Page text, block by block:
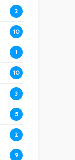
2
10
1
10
3
5
2
9